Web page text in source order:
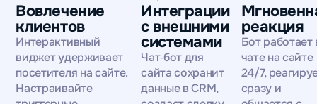
Вовлечение
клиентов
Интерактивный
виджет удерживает
посетителя на сайте.
Настраивайте
Интеграции
с внешними
системами
Чат‑бот для
сайта сохранит
данные в CRM,
реакция
Бот работает
чате на сайте
24/7,
сразу и